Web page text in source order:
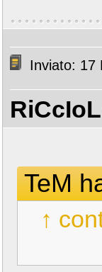
Inviato: 17
TeM
↑